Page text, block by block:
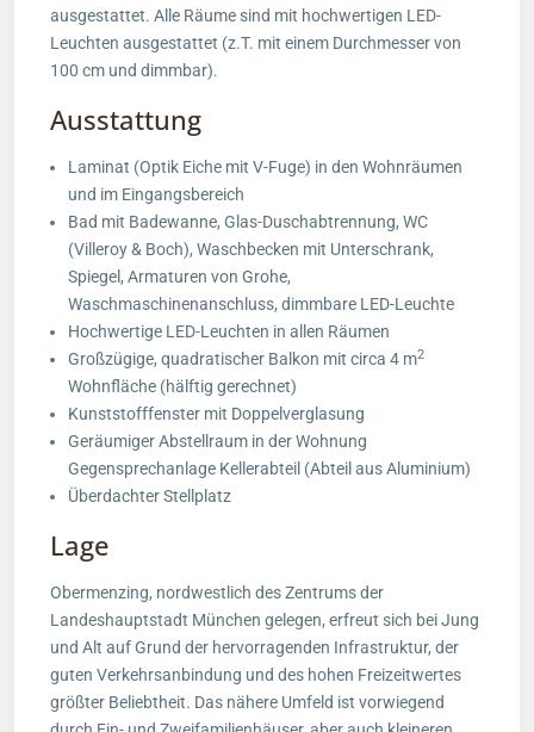
ausgestattet. Alle Räume sind mit hochwertigen LED-
Leuchten ausgestattet (z.T. mit einem Durchmesser von
100 cm und dimmbar).
Ausstattung
Laminat (Optik Eiche mit V-Fuge) in den Wohnräumen
und im Eingangsbereich
Bad mit Badewanne, Glas-Duschabtrennung, WC
(Villeroy & Boch), Waschbecken mit Unterschrank,
Spiegel, Armaturen von Grohe,
Waschmaschinenanschluss, dimmbare LED-Leuchte
Hochwertige LED-Leuchten in allen Räumen
Großzügige, quadratischer Balkon mit circa 4 m2
Wohnfläche (hälftig gerechnet)
Kunststofffenster mit Doppelverglasung
Geräumiger Abstellraum in der Wohnung
Gegensprechanlage Kellerabteil (Abteil aus Aluminium)
Überdachter Stellplatz
Lage
Obermenzing, nordwestlich des Zentrums der
Landeshauptstadt München gelegen, erfreut sich bei Jung
und Alt auf Grund der hervorragenden Infrastruktur, der
guten Verkehrsanbindung und des hohen Freizeitwertes
größter Beliebtheit. Das nähere Umfeld ist vorwiegend